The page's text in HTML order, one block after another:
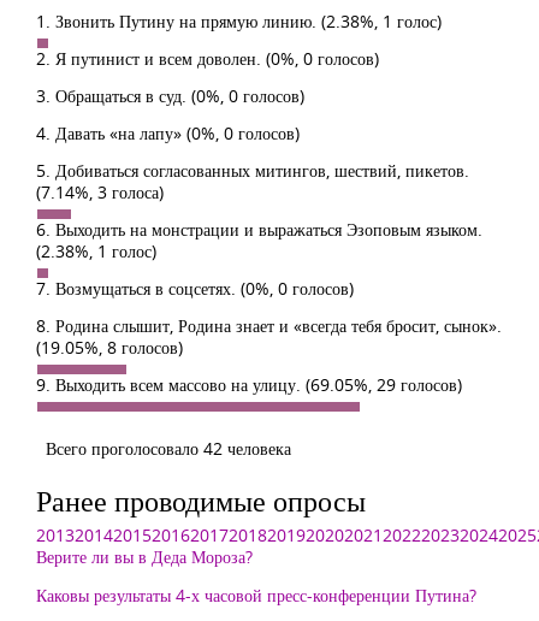
1. Звонить Путину на прямую линию. (2.38%, 1 голос)
2. Я путинист и всем доволен. (0%, 0 голосов)
3. Обращаться в суд. (0%, 0 голосов)
4. Давать «на лапу» (0%, 0 голосов)
5. Добиваться согласованных митингов, шествий, пикетов.
(7.14%, 3 голоса)
6. Выходить на монстрации и выражаться Эзоповым языком.
(2.38%, 1 голос)
7. Возмущаться в соцсетях. (0%, 0 голосов)
8. Родина слышит, Родина знает и «всегда тебя бросит, сынок».
(19.05%, 8 голосов)
9. Выходить всем массово на улицу. (69.05%, 29 голосов)
Всего проголосовало 42 человека
Ранее проводимые опросы
2013201420152016201720182019202020212022202320242025
Верите ли вы в Деда Мороза?
Каковы результаты 4-х часовой пресс-конференции Путина?